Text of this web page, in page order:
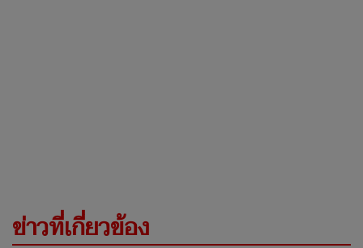
ข่าวที่เกี่ยวข้อง